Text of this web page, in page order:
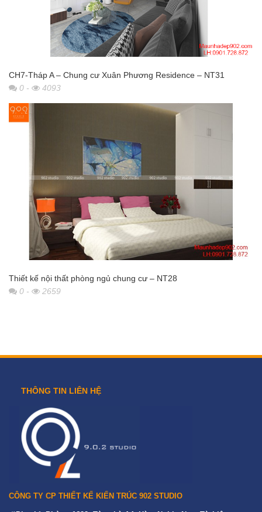
CH7-Tháp A – Chung cư Xuân Phương Residence – NT31
0 - 4093
Thiết kế nội thất phòng ngủ chung cư – NT28
0 - 2659
THÔNG TIN LIÊN HỆ
CÔNG TY CP THIẾT KẾ KIẾN TRÚC 902 STUDIO